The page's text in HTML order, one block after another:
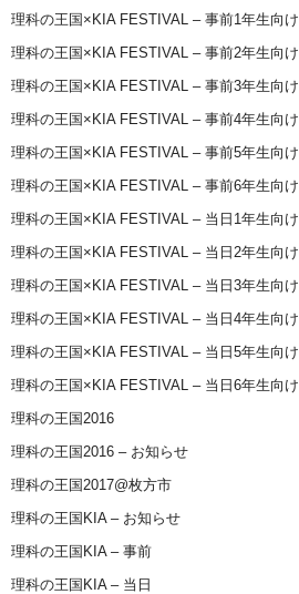
理科の王国×KIA FESTIVAL – 事前1年生向け
理科の王国×KIA FESTIVAL – 事前2年生向け
理科の王国×KIA FESTIVAL – 事前3年生向け
理科の王国×KIA FESTIVAL – 事前4年生向け
理科の王国×KIA FESTIVAL – 事前5年生向け
理科の王国×KIA FESTIVAL – 事前6年生向け
理科の王国×KIA FESTIVAL – 当日1年生向け
理科の王国×KIA FESTIVAL – 当日2年生向け
理科の王国×KIA FESTIVAL – 当日3年生向け
理科の王国×KIA FESTIVAL – 当日4年生向け
理科の王国×KIA FESTIVAL – 当日5年生向け
理科の王国×KIA FESTIVAL – 当日6年生向け
理科の王国2016
理科の王国2016 – お知らせ
理科の王国2017@枚方市
理科の王国KIA – お知らせ
理科の王国KIA – 事前
理科の王国KIA – 当日